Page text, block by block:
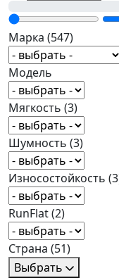
Марка (547)
Модель
Мягкость (3)
Шумность (3)
Износостойкость
RunFlat(2)
Страна (51)
Выбрать